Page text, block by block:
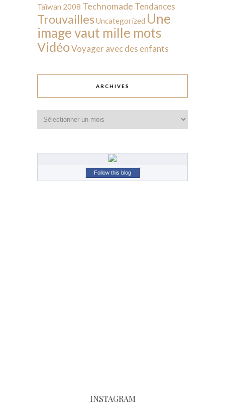
Taïwan 2008 Technomade Tendances
Trouvailles Uncategorized Une
image vaut mille mots
VidéoVoyager avec des enfants
ARCHIVES
Follow this blog
INSTAGRAM